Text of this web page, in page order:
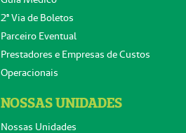
2ª Via de Boletos
Parceiro Eventual
Prestadores e Empresas de Custos
Operacionais
NOSSAS UNIDADES
Nossas Unidades